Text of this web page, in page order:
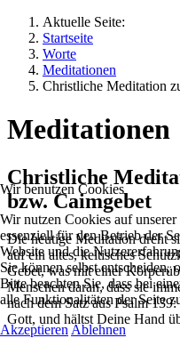
Aktuelle Seite:
Startseite
Worte
Meditationen
Christliche Meditation
Meditationen
Christliche
bzw. Caimgebet
Die heutige Meditation dreht
auf ein altes, keltisches
Gebet, was mit einer
Menschen daran, dass sie
nach dem Satz aus Psalm
Gott, und hältst Deine Hand
Wir benutzen Cookies
Wir nutzen Cookies auf
essenziell für den Betrieb der
Website und die
Sie können selbst entscheiden,
Bitte beachten Sie, dass bei
alle Funktionalitäten der Seite
Akzeptieren Ablehnen